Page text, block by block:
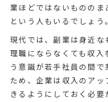
業ほどではないものの
という人もいるでしょう。
現代では、副業は身近な
理職にならなくても収
う意識が若手社員の間
ため、企業は収入のア
きるようにしておく必要